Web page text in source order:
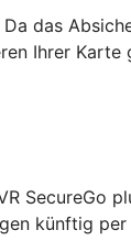
das
Ihrer
SecureGo
künftig